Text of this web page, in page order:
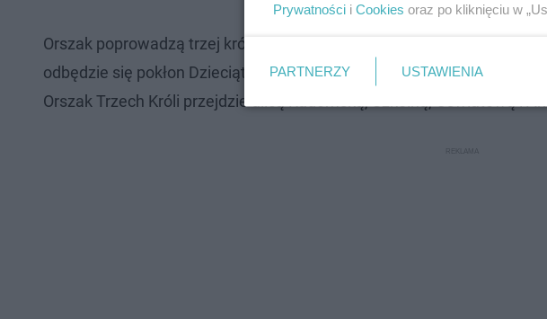
Orszak poprowadzą trzej królowie. W ich role wcielą się rycerze
odbędzie się pokłon Dzieciątku i wspólne kolędowanie. Ze względu
Orszak Trzech Króli przejdzie ulicą Radomską, Szkolną, Oświatową i
Prywatności i Cookies oraz po kliknięciu w
PARTNERZY USTAWIENIA